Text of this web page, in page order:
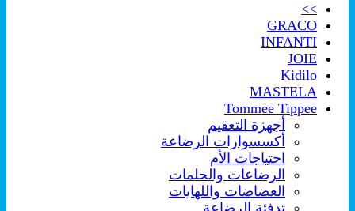
>>
GRACO
INFANTI
JOIE
Kidilo
MASTELA
Tommee Tippee
أجهزة التعقيم
أكسسوارات الرضاعة
احتياجات الأم
الرضاعات والحلمات
العضاضات واللهايات